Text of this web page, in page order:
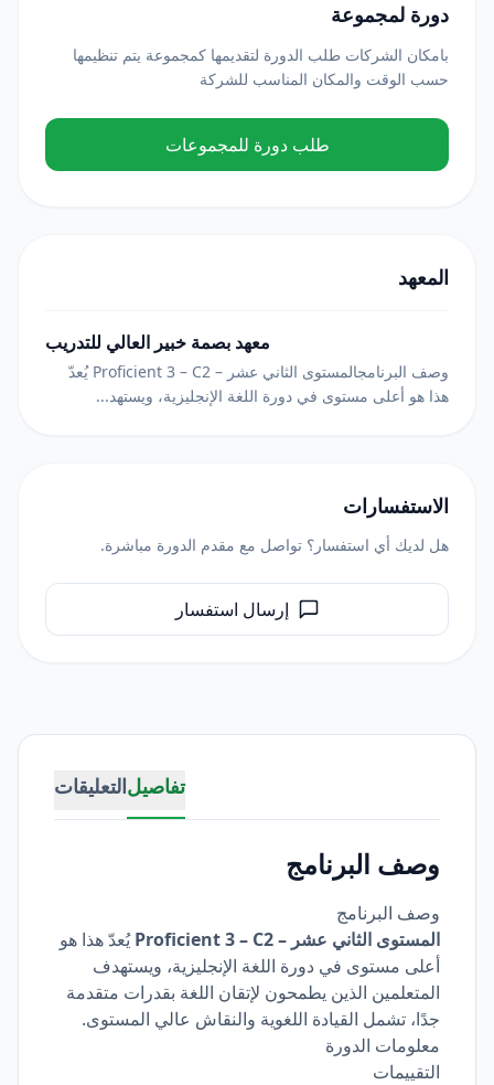
تفاصيلالتعليقات
وصف البرنامج
وصف البرنامج
المستوى الثاني عشر – Proficient 3 – C2
يُعدّ هذا هو
أعلى مستوى في دورة اللغة الإنجليزية، ويستهدف
المتعلمين الذين يطمحون لإتقان اللغة بقدرات متقدمة
جدًا، تشمل القيادة اللغوية والنقاش عالي المستوى.
معلومات الدورة
التقييمات
دورة لمجموعة
بامكان الشركات طلب الدورة لتقديمها كمجموعة يتم تنظيمها
حسب الوقت والمكان المناسب للشركة
طلب دورة للمجموعات
المعهد
معهد بصمة خبير العالي للتدريب
وصف البرنامجالمستوى الثاني عشر – Proficient 3 – C2 يُعدّ
هذا هو أعلى مستوى في دورة اللغة الإنجليزية، ويستهد...
الاستفسارات
هل لديك أي استفسار؟ تواصل مع مقدم الدورة مباشرة.
إرسال استفسار